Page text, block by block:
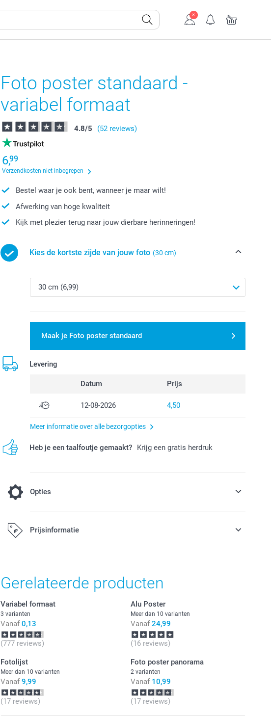
Foto poster standaard -
variabel formaat
4.8/5 (52 reviews)
6,99
Verzendkosten niet inbegrepen
Bestel waar je ook bent, wanneer je maar wilt!
Afwerking van hoge kwaliteit
Kijk met plezier terug naar jouw dierbare herinneringen!
Kies de kortste zijde van jouw foto (30 cm)
Maak je Foto poster standaard
Levering
Datum Prijs
12-08-2026 4,50
Meer informatie over alle bezorgopties
Heb je een taalfoutje gemaakt? Krijg een gratis herdruk
Opties
Kleureffect
Zwart-Wit
Papiertype
Gratis
Opties, prijzen en beschikbaarheid
Prijsinformatie
Gerelateerde producten
Variabel formaat
3 varianten
Vanaf 0,13
(777 reviews)
Alu Poster
Meer dan 10 varianten
Vanaf 24,99
(16 reviews)
Fotolijst
Meer dan 10 varianten
Vanaf 9,99
(17 reviews)
Foto poster panorama
2 varianten
Vanaf 10,99
(17 reviews)